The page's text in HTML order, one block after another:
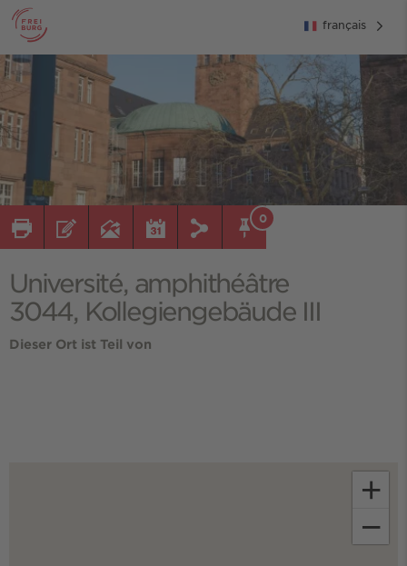
français
0
Université, amphithéâtre
3044, Kollegiengebäude III
Dieser Ort ist Teil von
+
−